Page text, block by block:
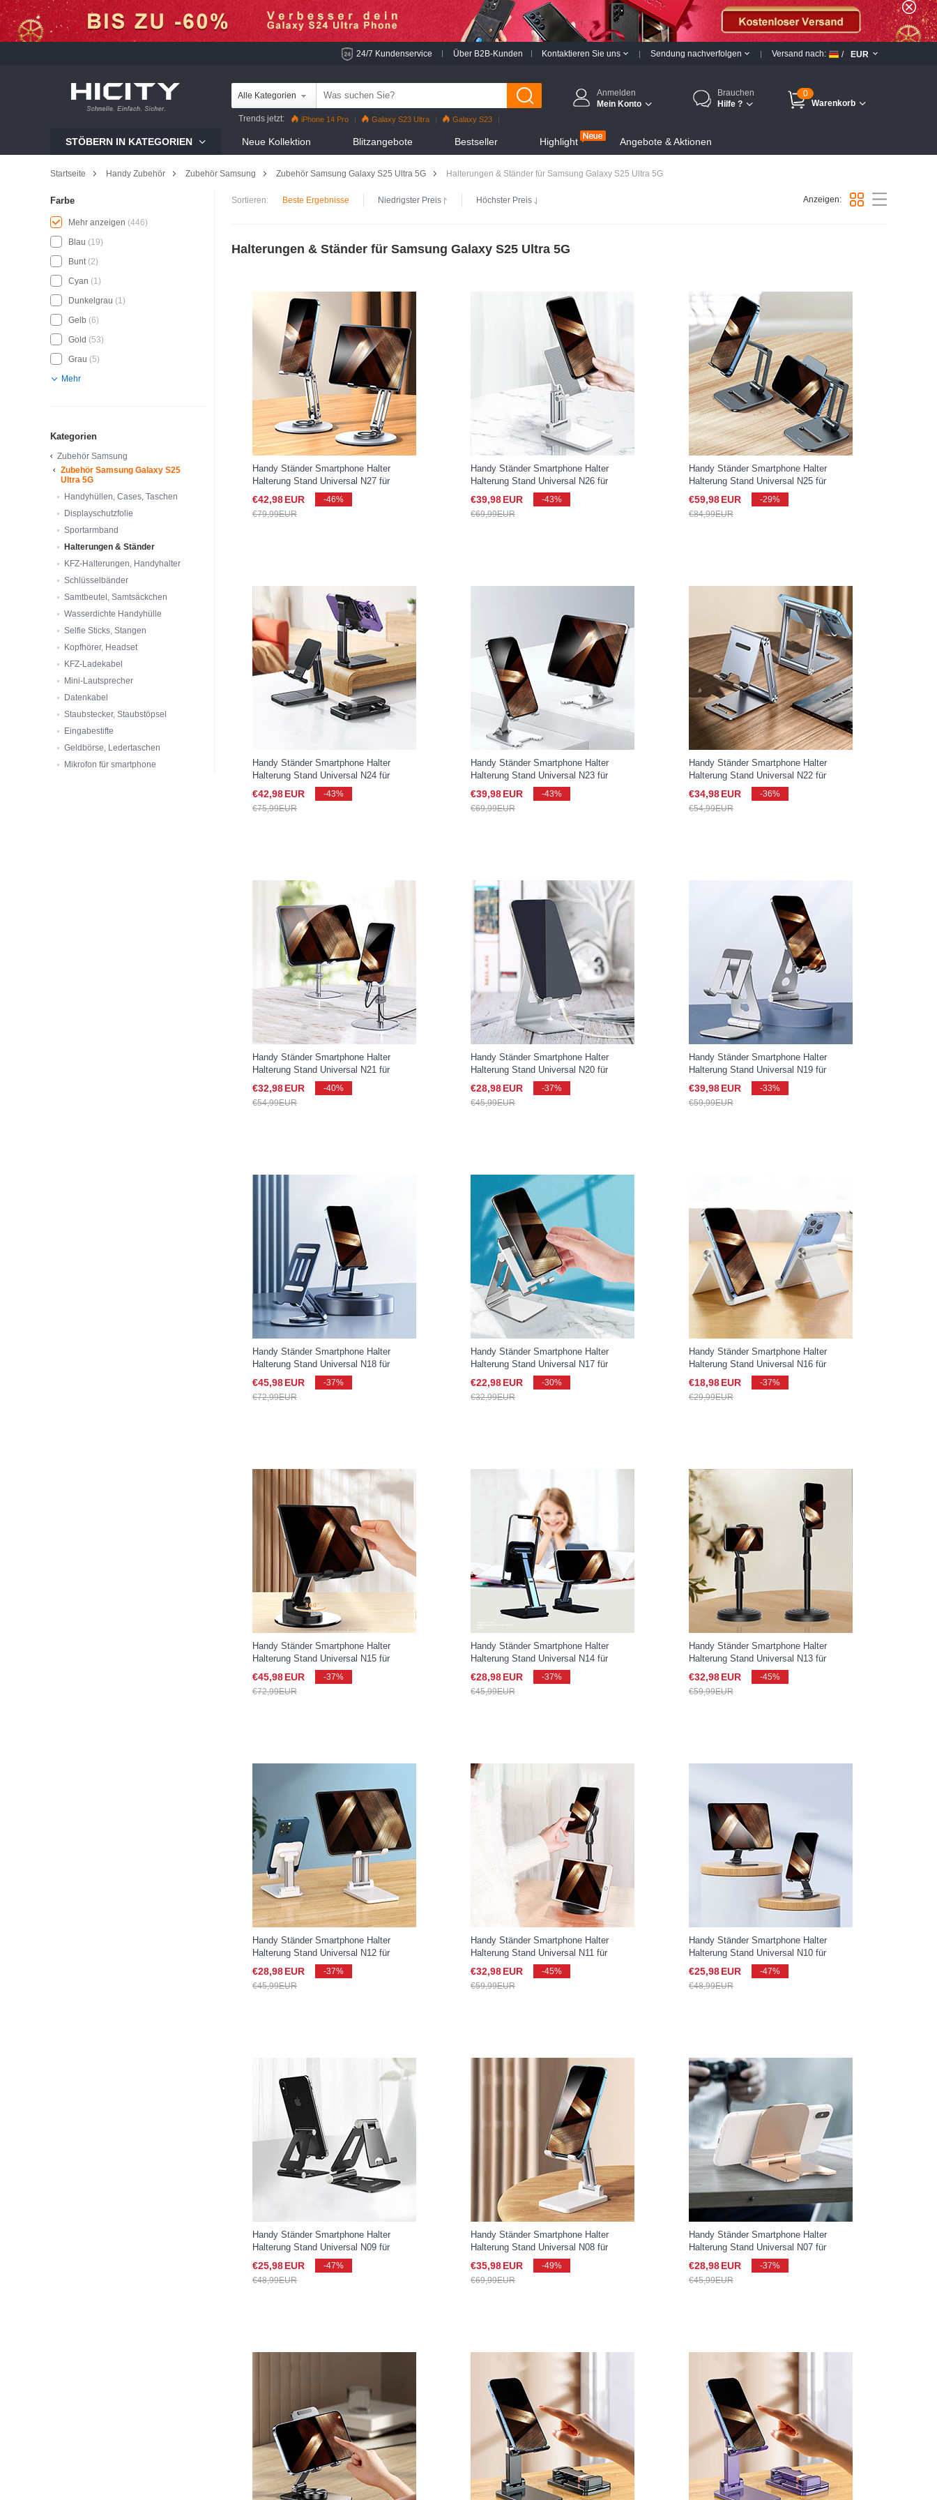
24/7 Kundenservice Über B2B-Kunden Kontaktieren Sie uns Sendung nachverfolgen Versand nach: / EUR
Alle Kategorien
Trends jetzt: iPhone 14 Pro Galaxy S23 Ultra
Galaxy S23
Mi 11
Anmelden
Mein Konto
Brauchen
Hilfe ?
0
Warenkorb
STÖBERN IN KATEGORIEN Neue Kollektion Blitzangebote Bestseller Highlight Angebote & Aktionen
Startseite Handy Zubehör Zubehör Samsung Zubehör Samsung Galaxy S25 Ultra 5G Halterungen & Ständer für Samsung Galaxy S25 Ultra 5G
Farbe
Blau (19)
Bunt(2)
Cyan (1)
Dunkelgrau (1)
Gelb (6)
Gold (53)
Grau (5)
Mehr
Mehr anzeigen (446)
Kategorien
Zubehör Samsung
Zubehör Samsung Galaxy S25
Ultra 5G
Handyhüllen, Cases, Taschen
Displayschutzfolie
Sportarmband
Halterungen & Ständer
KFZ-Halterungen, Handyhalter
Schlüsselbänder
Samtbeutel, Samtsäckchen
Wasserdichte Handyhülle
Selfie Sticks, Stangen
Kopfhörer, Headset
KFZ-Ladekabel
Mini-Lautsprecher
Datenkabel
Staubstecker, Staubstöpsel
Eingabestifte
Geldbörse, Ledertaschen
Mikrofon für smartphone
Sortieren: Beste Ergebnisse Niedrigster Preis Höchster Preis Anzeigen:
Halterungen & Ständer für Samsung Galaxy S25 Ultra 5G
Handy Ständer Smartphone Halter
Halterung Stand Universal N27 für
Samsung Galaxy S25 Ultra 5G Silber
€42,98EUR
-46%
€79,99EUR
Handy Ständer Smartphone Halter
Halterung Stand Universal N26 für
Samsung Galaxy S25 Ultra 5G Weiß
€39,98EUR
-43%
€69,99EUR
Handy Ständer Smartphone Halter
Halterung Stand Universal N25 für
Samsung Galaxy S25 Ultra 5G Schwarz
€59,98EUR
-29%
€84,99EUR
Handy Ständer Smartphone Halter
Halterung Stand Universal N24 für
Samsung Galaxy S25 Ultra 5G Schwarz
€42,98EUR
-43%
€75,99EUR
Handy Ständer Smartphone Halter
Halterung Stand Universal N23 für
Samsung Galaxy S25 Ultra 5G Silber
€39,98EUR
-43%
€69,99EUR
Handy Ständer Smartphone Halter
Halterung Stand Universal N22 für
Samsung Galaxy S25 Ultra 5G Silber
€34,98EUR
-36%
€54,99EUR
Handy Ständer Smartphone Halter
Halterung Stand Universal N21 für
Samsung Galaxy S25 Ultra 5G Weiß
€32,98EUR
-40%
€54,99EUR
Handy Ständer Smartphone Halter
Halterung Stand Universal N20 für
Samsung Galaxy S25 Ultra 5G Silber
€28,98EUR
-37%
€45,99EUR
Handy Ständer Smartphone Halter
Halterung Stand Universal N19 für
Samsung Galaxy S25 Ultra 5G Silber
€39,98EUR
-33%
€59,99EUR
Handy Ständer Smartphone Halter
Halterung Stand Universal N18 für
Samsung Galaxy S25 Ultra 5G Grau
€45,98EUR
-37%
€72,99EUR
Handy Ständer Smartphone Halter
Halterung Stand Universal N17 für
Samsung Galaxy S25 Ultra 5G Silber
€22,98EUR
-30%
€32,99EUR
Handy Ständer Smartphone Halter
Halterung Stand Universal N16 für
Samsung Galaxy S25 Ultra 5G Weiß
€18,98EUR
-37%
€29,99EUR
Handy Ständer Smartphone Halter
Halterung Stand Universal N15 für
Samsung Galaxy S25 Ultra 5G Schwarz
€45,98EUR
-37%
€72,99EUR
Handy Ständer Smartphone Halter
Halterung Stand Universal N14 für
Samsung Galaxy S25 Ultra 5G Schwarz
€28,98EUR
-37%
€45,99EUR
Handy Ständer Smartphone Halter
Halterung Stand Universal N13 für
Samsung Galaxy S25 Ultra 5G Schwarz
€32,98EUR
-45%
€59,99EUR
Handy Ständer Smartphone Halter
Halterung Stand Universal N12 für
Samsung Galaxy S25 Ultra 5G Weiß
€28,98EUR
-37%
€45,99EUR
Handy Ständer Smartphone Halter
Halterung Stand Universal N11 für
Samsung Galaxy S25 Ultra 5G Schwarz
€32,98EUR
-45%
€59,99EUR
Handy Ständer Smartphone Halter
Halterung Stand Universal N10 für
Samsung Galaxy S25 Ultra 5G Schwarz
€25,98EUR
-47%
€48,99EUR
Handy Ständer Smartphone Halter
Halterung Stand Universal N09 für
Samsung Galaxy S25 Ultra 5G Schwarz
€25,98EUR
-47%
€48,99EUR
Handy Ständer Smartphone Halter
Halterung Stand Universal N08 für
Samsung Galaxy S25 Ultra 5G Weiß
€35,98EUR
-49%
€69,99EUR
Handy Ständer Smartphone Halter
Halterung Stand Universal N07 für
Samsung Galaxy S25 Ultra 5G Gold
€28,98EUR
-37%
€45,99EUR